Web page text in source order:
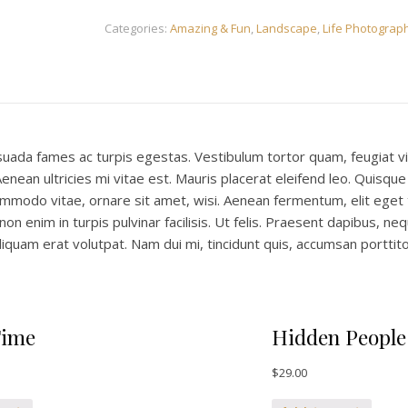
Categories: Amazing & Fun,Landscape,Life
fames ac turpis egestas. Vestibulum tortor quam, feugiat
ultricies mi vitae est. Mauris placerat eleifend leo.
vitae, ornare sit amet, wisi. Aenean fermentum, elit eget
enim in turpis pulvinar facilisis. Ut felis. Praesent dapibus,
erat volutpat. Nam dui mi, tincidunt quis, accumsan
Hidden People
$29.00